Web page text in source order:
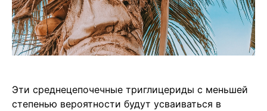
Эти среднецепочечные триглицериды с меньшей
степенью вероятности будут усваиваться в